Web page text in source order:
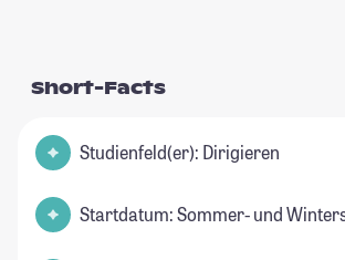
Short-Facts
Studienfeld(er): Dirigieren
Startdatum: Sommer- und